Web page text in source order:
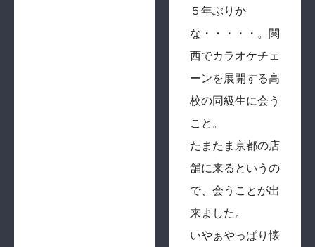
５年ぶりか
な・・・・・。関
西でカラオケチェ
ーンを展開する高
校の同級生に会う
こと。
たまたま京都の店
舗に来るというの
で、会うことが出
来ました。
いやぁやっぱり懐